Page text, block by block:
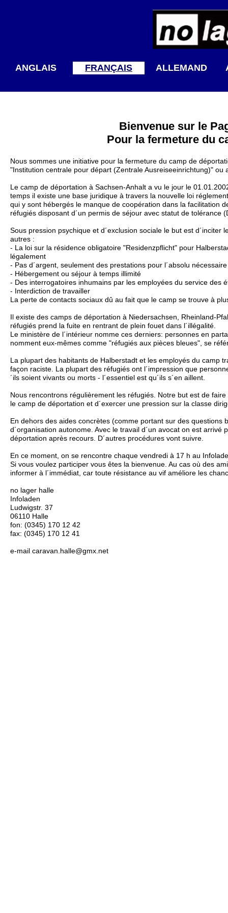
ANGLAIS FRANÇAIS ALLEMAND
Bienvenue sur le
Pour la fermeture du
Nous sommes une initiative pour la fermeture du camp de
"Institution centrale pour départ (Zentrale Ausreiseeinrichtung)"
Le camp de déportation à Sachsen-Anhalt a vu le jour le
temps il existe une base juridique à travers la nouvelle loi
qui y sont hébergés le manque de coopération dans la facilitation
réfugiés disposant d´un permis de séjour avec statut de tolérance
Sous pression psychique et d´exclusion sociale le but est
autres :
- La loi sur la résidence obligatoire "Residenzpflicht" pour
légalement
- Pas d´argent, seulement des prestations pour l´absolu nécessaire
- Hébergement ou séjour à temps illimité
- Des interrogatoires inhumains par les employées du service
- Interdiction de travailler
La perte de contacts sociaux dû au fait que le camp se trouve à
Il existe des camps de déportation à Niedersachsen, Rheinland-
réfugiés prend la fuite en rentrant de plein fouet dans l´illégalité.
Le ministère de l´intérieur nomme ces derniers: personnes en
nomment eux-mêmes comme "réfugiés aux pièces bleues", se
La plupart des habitants de Halberstadt et les employés du camp
façon raciste. La plupart des réfugiés ont l´impression que
´ils soient vivants ou morts - l´essentiel est qu´ils s´en aillent.
Nous rencontrons régulièrement les réfugiés. Notre but est de
le camp de déportation et d´exercer une pression sur la classe
En dehors des aides concrètes (comme portant sur des
d´organisation autonome. Avec le travail d´un avocat on est
déportation après recours. D´autres procédures vont suivre.
En ce moment, on se rencontre chaque vendredi à 17 h au
Si vous voulez participer vous êtes la bienvenue. Au cas où des
informer à l´immédiat, car toute résistance au vif améliore les
no lager halle
Infoladen
Ludwigstr. 37
06110 Halle
fon: (0345) 170 12 42
fax: (0345) 170 12 41
e-mail caravan.halle@gmx.net